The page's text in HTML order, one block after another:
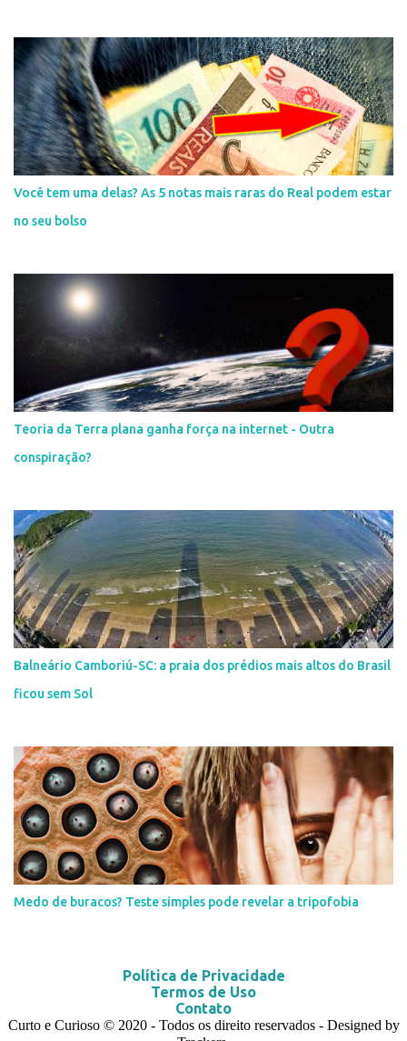
Você tem uma delas? As 5 notas mais raras do Real podem estar
no seu bolso
Teoria da Terra plana ganha força na internet - Outra
conspiração?
Balneário Camboriú-SC: a praia dos prédios mais altos do Brasil
ficou sem Sol
Medo de buracos? Teste simples pode revelar a tripofobia
Política de Privacidade
Termos de Uso
Contato
Curto e Curioso © 2020 - Todos os direito reservados - Designed by